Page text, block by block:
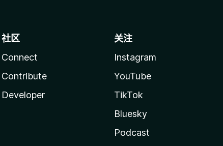
社区
Connect
Contribute
Developer
关注
Instagram
YouTube
TikTok
Bluesky
Podcast